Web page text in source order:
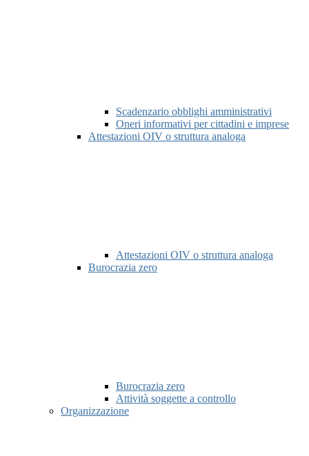
Scadenzario obblighi amministrativi
Oneri informativi per cittadini e imprese
Attestazioni OIV o struttura analoga
Attestazioni OIV o struttura analoga
Burocrazia zero
Burocrazia zero
Attività soggette a controllo
Organizzazione